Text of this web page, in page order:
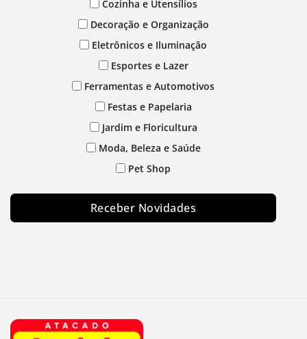
Cozinha e Utensílios
Decoração e Organização
Eletrônicos e Iluminação
Esportes e Lazer
Ferramentas e Automotivos
Festas e Papelaria
Jardim e Floricultura
Moda, Beleza e Saúde
Pet Shop
Receber Novidades